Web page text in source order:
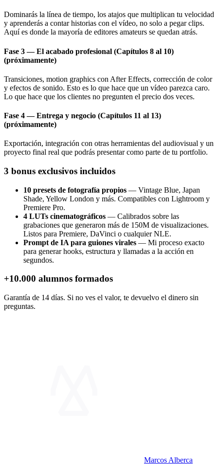
Dominarás la línea de tiempo, los atajos que multiplican tu velocidad
y aprenderás a contar historias con el vídeo, no solo a pegar clips.
Aquí es donde la mayoría de editores amateurs se quedan atrás.
Fase 3 — El acabado profesional (Capítulos 8 al 10)
(próximamente)
Transiciones, motion graphics con After Effects, corrección de color
y efectos de sonido. Esto es lo que hace que un vídeo parezca caro.
Lo que hace que los clientes no pregunten el precio dos veces.
Fase 4 — Entrega y negocio (Capítulos 11 al 13)
(próximamente)
Exportación, integración con otras herramientas del audiovisual y un
proyecto final real que podrás presentar como parte de tu portfolio.
3 bonus exclusivos incluidos
10 presets de fotografía propios — Vintage Blue, Japan
Shade, Yellow London y más. Compatibles con Lightroom y
Premiere Pro.
4 LUTs cinematográficos — Calibrados sobre las
grabaciones que generaron más de 150M de visualizaciones.
Listos para Premiere, DaVinci o cualquier NLE.
Prompt de IA para guiones virales — Mi proceso exacto
para generar hooks, estructura y llamadas a la acción en
segundos.
+10.000 alumnos formados
Garantía de 14 días. Si no ves el valor, te devuelvo el dinero sin
preguntas.
Marcos Alberca